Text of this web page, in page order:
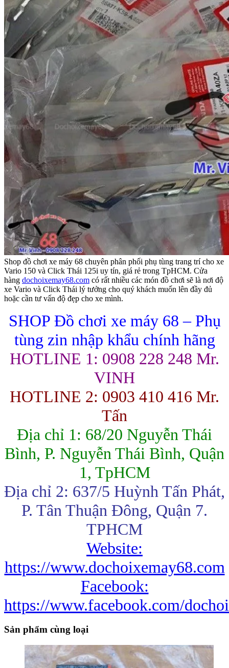
Shop đồ chơi xe máy 68 chuyên phân phối phụ tùng trang trí cho xe
Vario 150 và Click Thái 125i uy tín, giá rẻ trong TpHCM. Cửa
hàng dochoixemay68.com có rất nhiều các món đồ chơi sẽ là nơi độ
xe Vario và Click Thái lý tưởng cho quý khách muốn lên đầy đủ
hoặc cần tư vấn độ đẹp cho xe mình.
SHOP Đồ chơi xe máy 68 – Phụ
tùng zin nhập khẩu chính hãng
HOTLINE 1: 0908 228 248 Mr.
VINH
HOTLINE 2: 0903 410 416 Mr.
Tấn
Địa chỉ 1: 68/20 Nguyễn Thái
Bình, P. Nguyễn Thái Bình, Quận
1, TpHCM
Địa chỉ 2: 637/5 Huỳnh Tấn Phát,
P. Tân Thuận Đông, Quận 7.
TPHCM
Website:
https://www.dochoixemay68.com
Facebook:
https://www.facebook.com/
Sản phẩm cùng loại